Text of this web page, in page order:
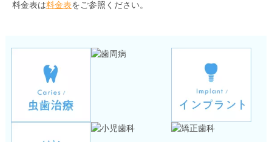
料金表は料金表をご参照ください。